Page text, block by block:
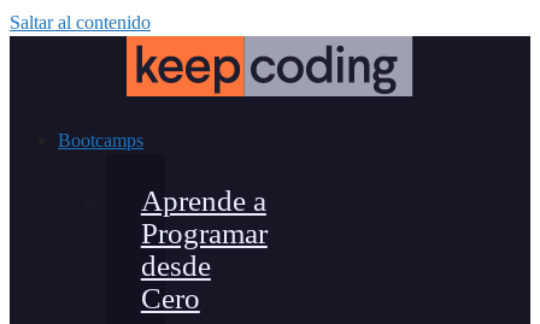
Saltar al contenido
Bootcamps
Aprende a
Programar
desde
Cero